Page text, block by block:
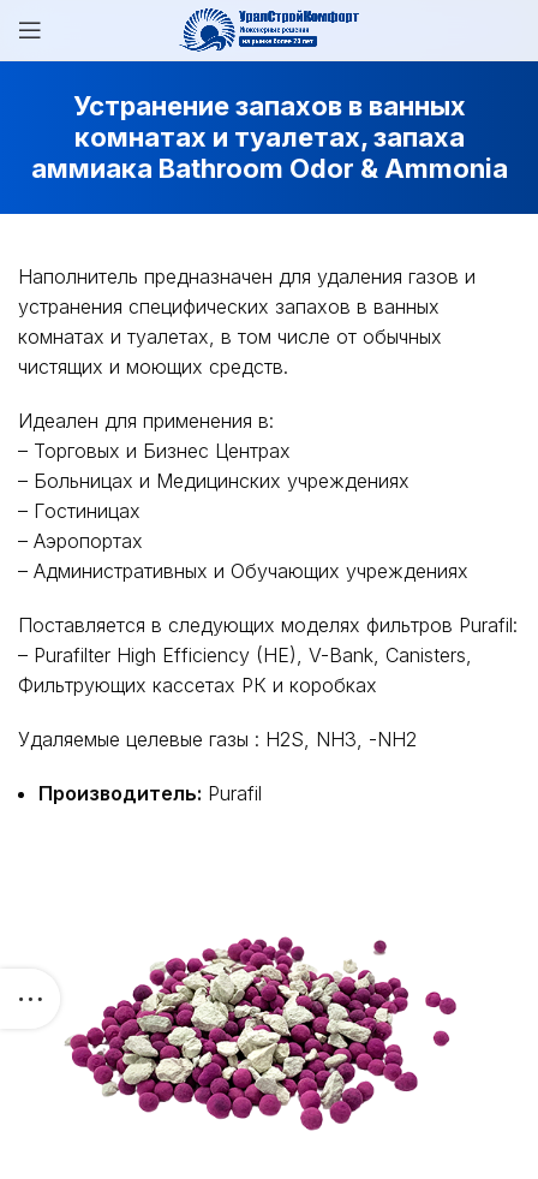
Устранение запахов в ванных
комнатах и туалетах, запаха
аммиака Bathroom Odor & Ammonia
Наполнитель предназначен для удаления газов и
устранения специфических запахов в ванных
комнатах и туалетах, в том числе от обычных
чистящих и моющих средств.
Идеален для применения в:
– Торговых и Бизнес Центрах
– Больницах и Медицинских учреждениях
– Гостиницах
– Аэропортах
– Административных и Обучающих учреждениях
Поставляется в следующих моделях фильтров Purafil:
– Purafilter High Efficiency (HE), V-Bank, Canisters,
Фильтрующих кассетах РК и коробках
Удаляемые целевые газы : H2S, NH3, -NH2
Производитель: Purafil